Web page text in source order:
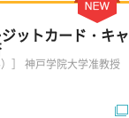
ットカード・キャ
］ 神戸学院大学准教授